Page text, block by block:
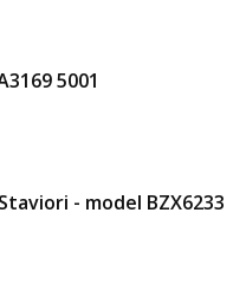
5001
- model BZX6233